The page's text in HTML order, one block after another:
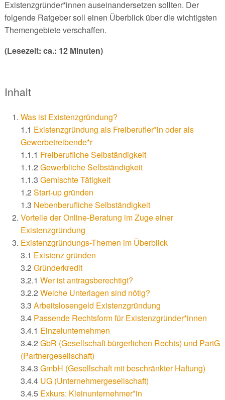
Existenzgründer*innen auseinandersetzen sollten. Der
folgende Ratgeber soll einen Überblick über die wichtigsten
Themengebiete verschaffen.
(Lesezeit: ca.: 12 Minuten)
Inhalt
Was ist Existenzgründung?
1.1 Existenzgründung als Freiberufler*in oder als
Gewerbetreibende*r
1.1.1 Freiberufliche Selbständigkeit
1.1.2 Gewerbliche Selbständigkeit
1.1.3 Gemischte Tätigkeit
1.2 Start-up gründen
1.3 Nebenberufliche Selbständigkeit
Vorteile der Online-Beratung im Zuge einer
Existenzgründung
Existenzgründungs-Themen im Überblick
3.1 Existenz gründen
3.2 Gründerkredit
3.2.1 Wer ist antragsberechtigt?
3.2.2 Welche Unterlagen sind nötig?
3.3 Arbeitslosengeld Existenzgründung
3.4 Passende Rechtsform für Existenzgründer*innen
3.4.1 Einzelunternehmen
3.4.2 GbR (Gesellschaft bürgerlichen Rechts) und PartG
(Partnergesellschaft)
3.4.3 GmbH (Gesellschaft mit beschränkter Haftung)
3.4.4 UG (Unternehmergesellschaft)
3.4.5 Exkurs: Kleinunternehmer*in